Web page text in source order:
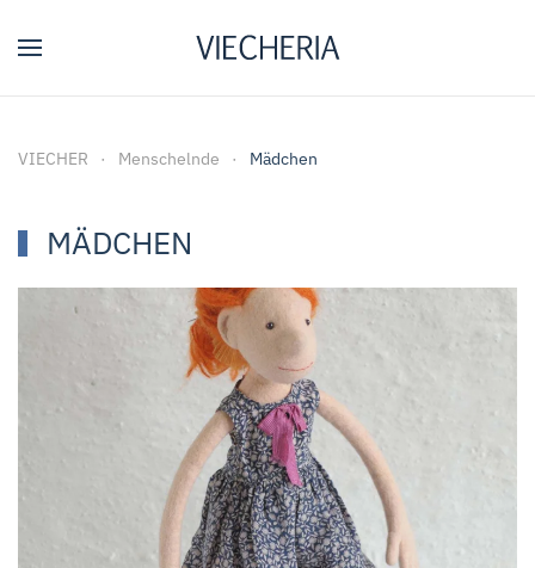
VIECHER Menschelnde Mädchen
MÄDCHEN